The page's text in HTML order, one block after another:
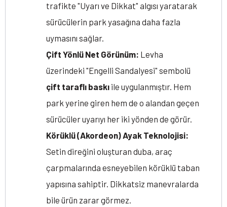
trafikte "Uyarı ve Dikkat" algısı yaratarak
sürücülerin park yasağına daha fazla
uymasını sağlar.
Çift Yönlü Net Görünüm: Levha
üzerindeki "Engelli Sandalyesi" sembolü
çift taraflı baskı ile uygulanmıştır. Hem
park yerine giren hem de o alandan geçen
sürücüler uyarıyı her iki yönden de görür.
Körüklü (Akordeon) Ayak Teknolojisi:
Setin direğini oluşturan duba, araç
çarpmalarında esneyebilen körüklü taban
yapısına sahiptir. Dikkatsiz manevralarda
bile ürün zarar görmez.